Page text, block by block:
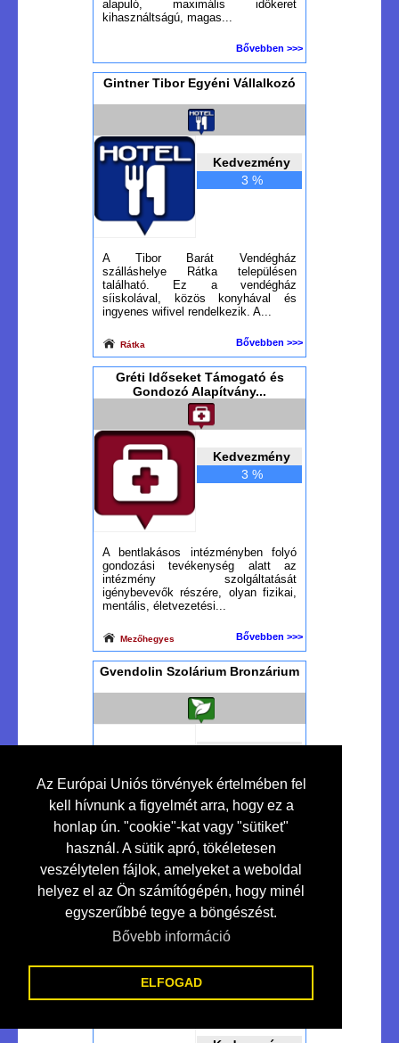
Az Európai Uniós törvények értelmében fel
kell hívnunk a figyelmét arra, hogy ez a
honlap ún. "cookie"-kat vagy "sütiket"
használ. A sütik apró, tökéletesen
veszélytelen fájlok, amelyeket a weboldal
helyez el az Ön számítógépén, hogy minél
egyszerűbbé tegye a böngészést.
Bővebb információ
ELFOGAD
alapuló, maximális időkeret
kihasználtságú, magas...
Bővebben >>>
Gintner Tibor Egyéni Vállalkozó
Kedvezmény
3 %
A Tibor Barát Vendégház
szálláshelye Rátka településen
található. Ez a vendégház
síiskolával, közös konyhával és
ingyenes wifivel rendelkezik. A...
Rátka Bővebben >>>
Gréti Időseket Támogató és
Gondozó Alapítvány...
Kedvezmény
3 %
A bentlakásos intézményben folyó
gondozási tevékenység alatt az
intézmény szolgáltatását
igénybevevők részére, olyan fizikai,
mentális, életvezetési...
Mezőhegyes Bővebben >>>
Gvendolin Szolárium Bronzárium
Szolárium Studió...
Makó
Ht-led - Lakossági-ipari Led
Világítás